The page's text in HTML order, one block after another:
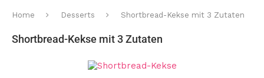
Home Desserts Shortbread-Kekse mit 3 Zutaten
Shortbread-Kekse mit 3 Zutaten